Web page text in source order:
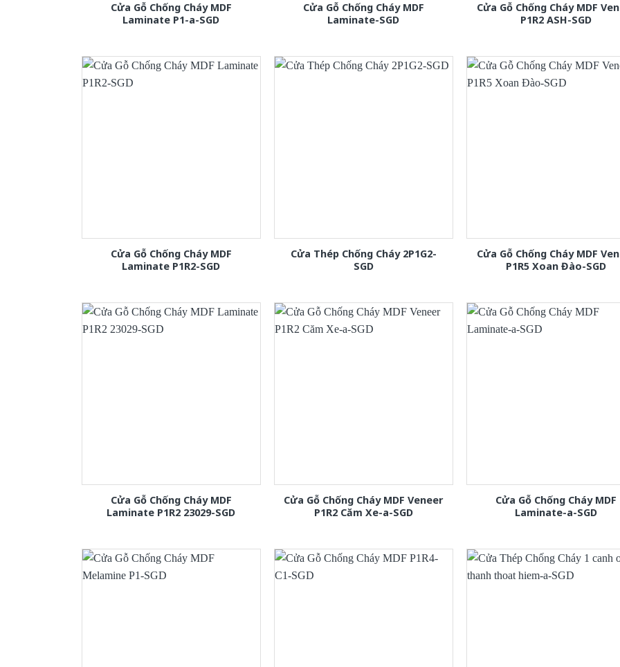
Cửa Gỗ Chống Cháy MDF
Laminate P1-a-SGD
Cửa Gỗ Chống Cháy MDF
Laminate-SGD
Cửa Gỗ Chống Cháy MDF
P1R2 ASH-SGD
Cửa Gỗ Chống Cháy MDF
Laminate P1R2-SGD
Cửa Thép Chống Cháy 2P1G2-
SGD
Cửa Gỗ Chống Cháy MDF
P1R5 Xoan Đào-SGD
Cửa Gỗ Chống Cháy MDF
Laminate P1R2 23029-SGD
Cửa Gỗ Chống Cháy MDF Veneer
P1R2 Căm Xe-a-SGD
Cửa Gỗ Chống Cháy MDF
Laminate-a-SGD